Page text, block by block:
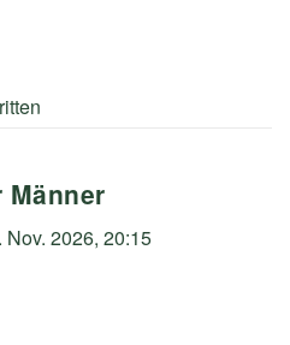
2026, 20:15